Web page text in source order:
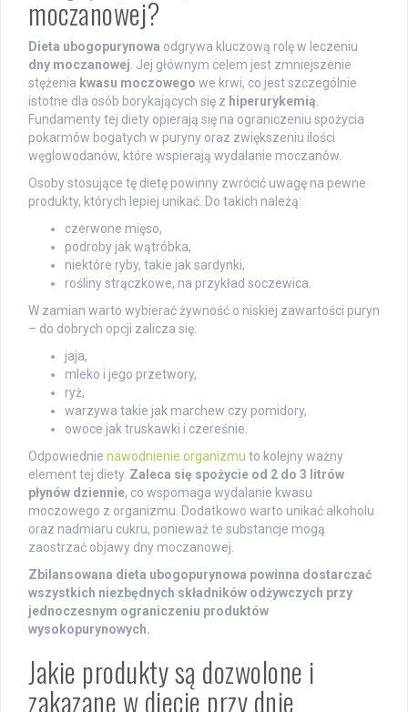
moczanowej?
Dieta ubogopurynowa odgrywa kluczową rolę w leczeniu
dny moczanowej . Jej głównym celem jest zmniejszenie
stężenia kwasu moczowego we krwi, co jest szczególnie
istotne dla osób borykających się z hiperurykemią
Fundamenty tej diety opierają się na ograniczeniu spożycia
pokarmów bogatych w puryny oraz zwiększeniu ilości
węglowodanów, które wspierają wydalanie moczanów.
Osoby stosujące tę dietę powinny zwrócić uwagę na pewne
produkty, których lepiej unikać. Do takich należą:
czerwone mięso,
podroby jak wątróbka,
niektóre ryby, takie jak sardynki,
rośliny strączkowe, na przykład soczewica.
W zamian warto wybierać żywność o niskiej zawartości puryn
– do dobrych opcji zalicza się:
jaja,
mleko i jego przetwory,
ryż,
warzywa takie jak marchew czy pomidory,
owoce jak truskawki i czereśnie.
Odpowiednie nawodnienie organizmu to kolejny ważny
element tej diety. Zaleca się spożycie od 2 do 3 litrów
płynów dziennie, co wspomaga wydalanie kwasu
moczowego z organizmu. Dodatkowo warto unikać alkoholu
oraz nadmiaru cukru, ponieważ te substancje mogą
zaostrzać objawy dny moczanowej.
Zbilansowana dieta ubogopurynowa powinna dostarczać
wszystkich niezbędnych składników odżywczych przy
jednoczesnym ograniczeniu produktów
wysokopurynowych.
Jakie produkty są dozwolone i
zakazane w diecie przy dnie